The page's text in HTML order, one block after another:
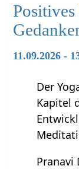
11.09.2026 -
Der
Kapitel
Pranavi